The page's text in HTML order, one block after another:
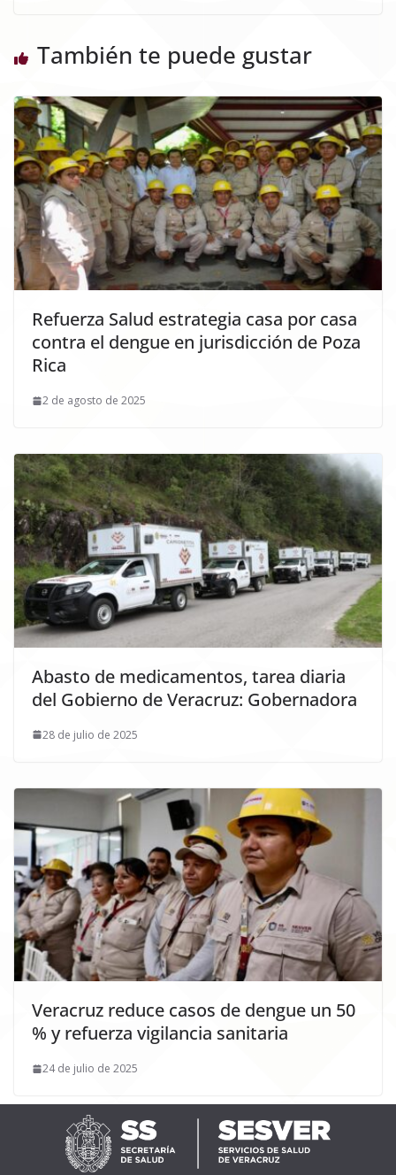
También te puede gustar
Refuerza Salud estrategia casa por casa
contra el dengue en jurisdicción de Poza
Rica
2 de agosto de 2025
Abasto de medicamentos, tarea diaria
del Gobierno de Veracruz: Gobernadora
28 de julio de 2025
Veracruz reduce casos de dengue un 50
% y refuerza vigilancia sanitaria
24 de julio de 2025